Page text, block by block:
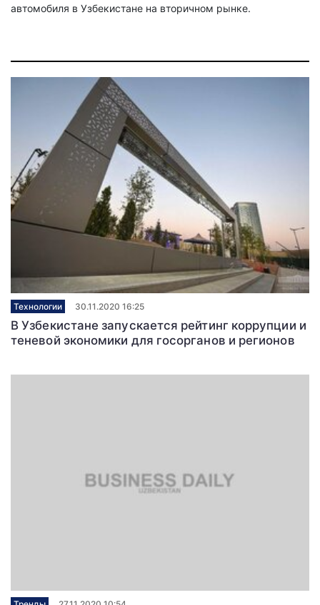
автомобиля в Узбекистане на вторичном рынке.
Технологии 30.11.2020 16:25
В Узбекистане запускается рейтинг коррупции и
теневой экономики для госорганов и регионов